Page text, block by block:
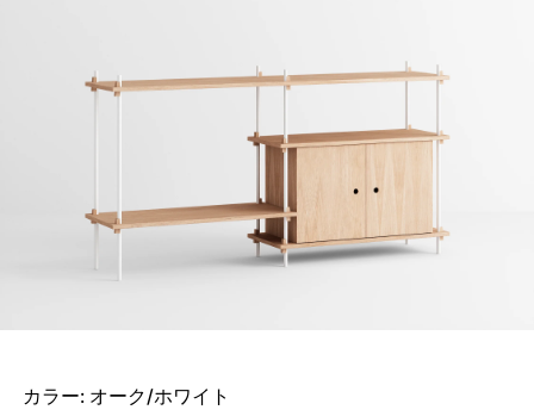
カラー: オーク/ホワイト